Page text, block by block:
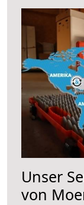
Unser
von